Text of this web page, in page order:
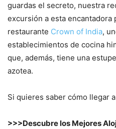
guardas el secreto, nuestra
excursión a esta encantadora
restaurante Crown of India,
establecimientos de cocina
que, además, tiene una
azotea.
Si quieres saber cómo llegar
>>>Descubre los Mejores